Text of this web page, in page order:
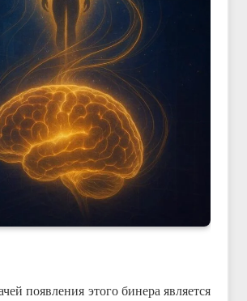
появления этого бинера является